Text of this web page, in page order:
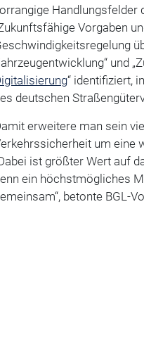
Handlungsfelder
Vorgaben
und
“ identifiziert,
deutschen
erweitere man sein
um eine
ist größter Wert auf
ein höchstmögliches
betonte BGL-